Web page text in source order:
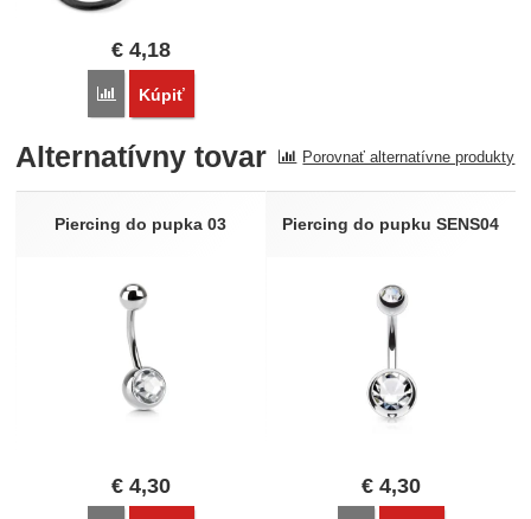
€ 4,18
Porovnať
Kúpiť
Alternatívny tovar Porovnať alternatívne produkty
Piercing do pupka 03
€ 4,30
Piercing do pupku SENS04
€4,30